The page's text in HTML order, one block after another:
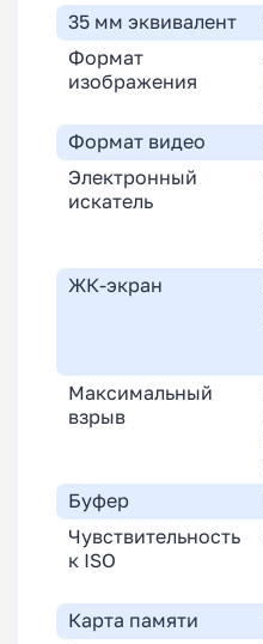
35 мм эквивалент
Формат
изображения
Формат видео
Электронный
искатель
ЖК-экран
Максимальный
взрыв
Буфер
Чувствительность
к ISO
Карта памяти